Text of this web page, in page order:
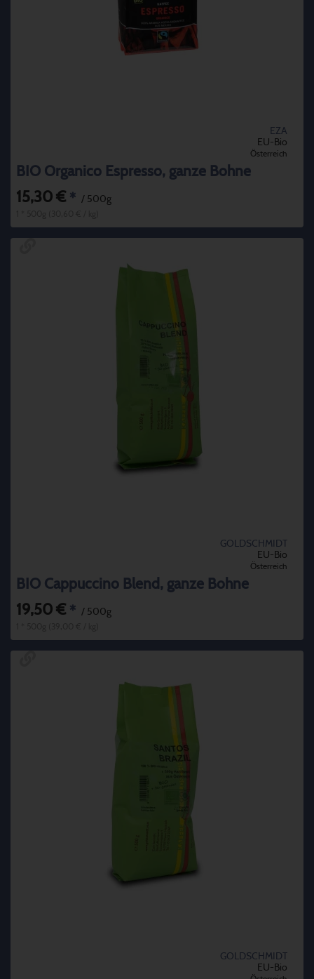
EZA
EU-Bio
Österreich
BIO Organico Espresso, ganze Bohne
15,30 € * / 500g
GOLDSCHMIDT
EU-Bio
Österreich
BIO Cappuccino Blend, ganze Bohne
19,50 € * / 500g
GOLDSCHMIDT
EU-Bio